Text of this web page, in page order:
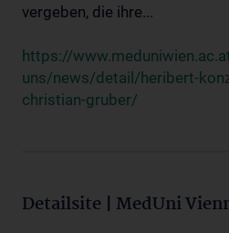
vergeben, die ihre...
https://
uns/news/detail/heribert-
christian-gruber/
Detailsite | MedUni